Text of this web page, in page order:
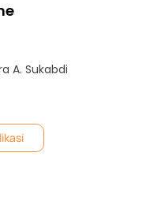
A. Sukabdi